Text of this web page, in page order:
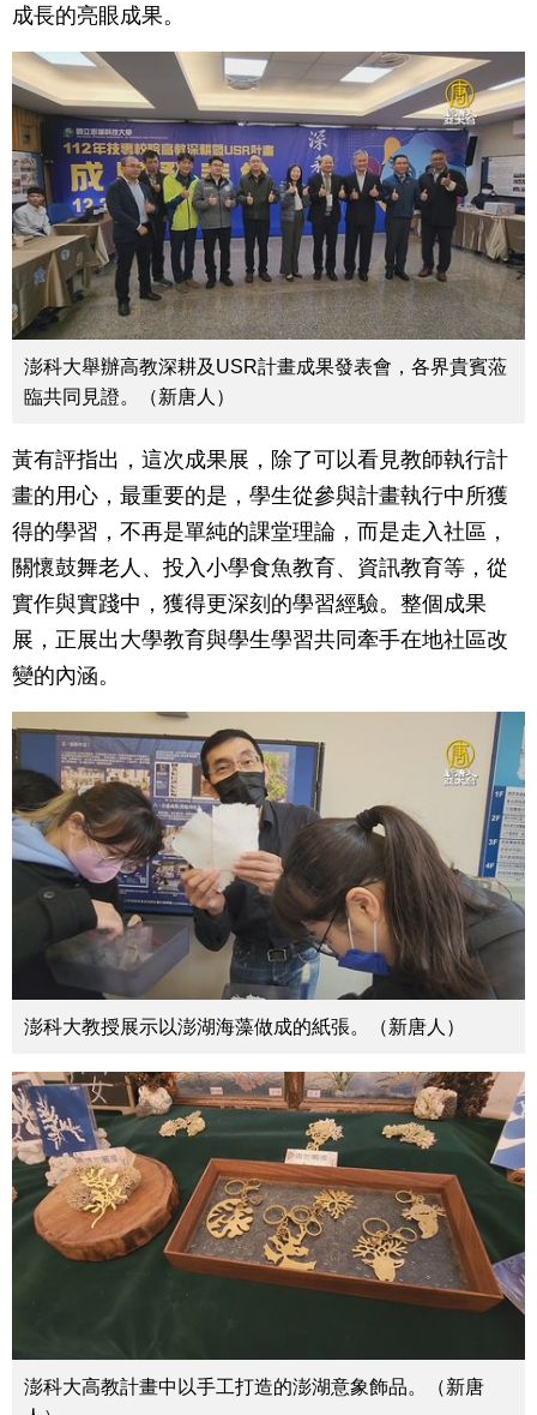
成長的亮眼成果。
澎科大舉辦高教深耕及USR計畫成果發表會，各界貴賓蒞
臨共同見證。（新唐人）
黃有評指出，這次成果展，除了可以看見教師執行計
畫的用心，最重要的是，學生從參與計畫執行中所獲
得的學習，不再是單純的課堂理論，而是走入社區，
關懷鼓舞老人、投入小學食魚教育、資訊教育等，從
實作與實踐中，獲得更深刻的學習經驗。整個成果
展，正展出大學教育與學生學習共同牽手在地社區改
變的內涵。
澎科大教授展示以澎湖海藻做成的紙張。（新唐人）
澎科大高教計畫中以手工打造的澎湖意象飾品。（新唐